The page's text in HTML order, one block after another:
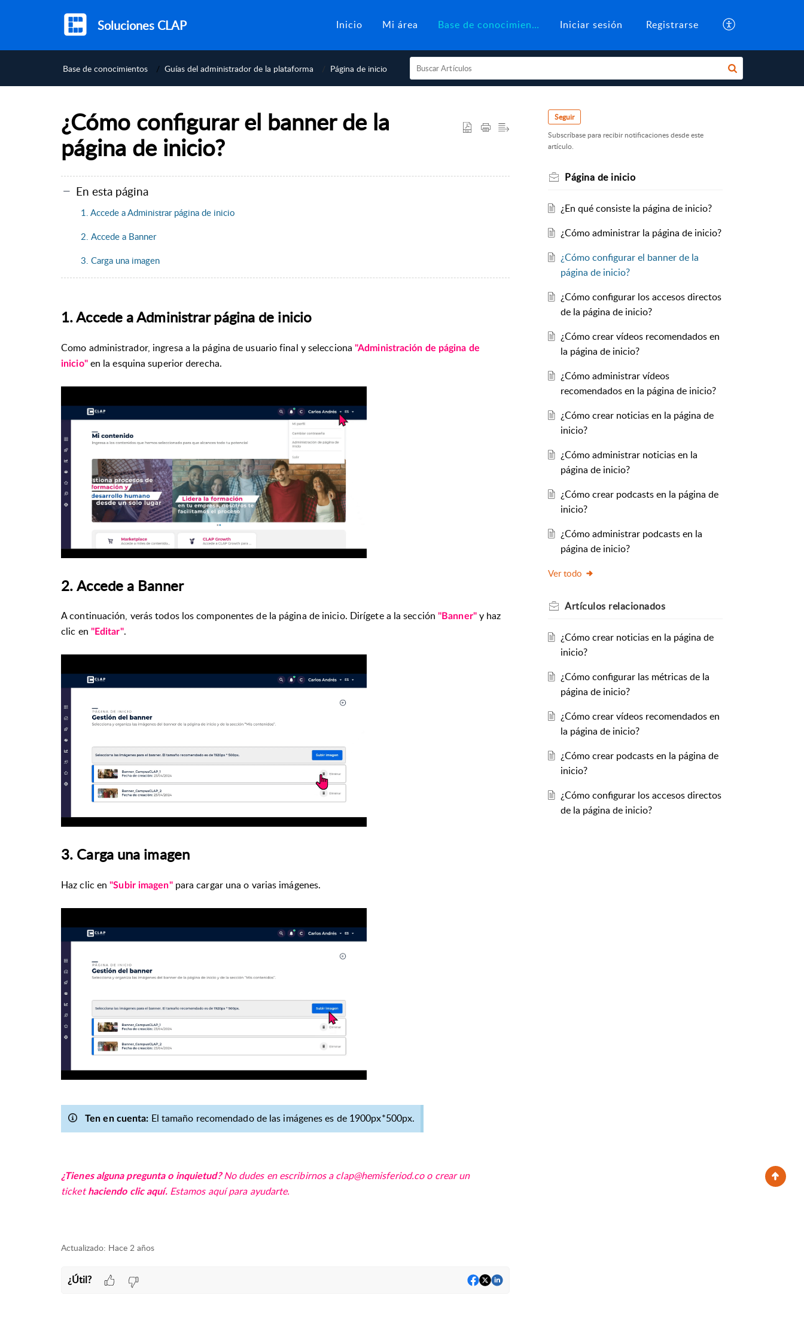
Soluciones CLAP Inicio Mi área Base de conocimientos Iniciar sesión Registrarse
Base de conocimientos Guías del administrador de la plataforma Página de inicio
¿Cómo configurar el banner de la
página de inicio?
En esta página
1. Accede a Administrar página de inicio
2. Accede a Banner
3. Carga una imagen
1. Accede a Administrar página de inicio
Como administrador, ingresa a la página de usuario final yselecciona "Administración de página de
inicio" en la esquina superior derecha.
2.Accede a Banner
A continuación, verás todos los componentes de la página de inicio. Dirígete a la sección "Banner"y haz
clic en "Editar".
3. Carga una imagen
Haz clic en"Subir imagen" para cargar una o varias imágenes.
Ten en cuenta: El tamaño recomendado de las imágenes es de 1900px*500px.
¿Tienes alguna pregunta o inquietud? No dudes en escribirnos aclap@hemisferiod.coo crear un
tickethaciendo clic aquí. Estamos aquí para ayudarte.
Actualizado: Hace 2 años
¿Útil?
Seguir
Subscríbase para recibir notificaciones desde este
artículo.
Página de inicio
¿En qué consiste la página de inicio?
¿Cómo administrar la página de inicio?
¿Cómo configurar el banner de la
página de inicio?
¿Cómo configurar los accesos directos
de la página de inicio?
¿Cómo crear vídeos recomendados en
la página de inicio?
¿Cómo administrar vídeos
recomendados en la página de inicio?
¿Cómo crear noticias en la página de
inicio?
¿Cómo administrar noticias en la
página de inicio?
¿Cómo crear podcasts en la página de
inicio?
¿Cómo administrar podcasts en la
página de inicio?
Ver todo
Artículos relacionados
¿Cómo crear noticias en la página de
inicio?
¿Cómo configurar las métricas de la
página de inicio?
¿Cómo crear vídeos recomendados en
la página de inicio?
¿Cómo crear podcasts en la página de
inicio?
¿Cómo configurar los accesos directos
de la página de inicio?